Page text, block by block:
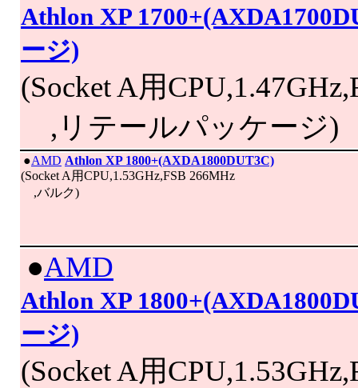
Athlon XP
ージ)
(Socket A用
,リテールパッケージ)
●AMD Athlon XP 1800+(AXDA1800DUT3C)
(Socket A用CPU,1.53GHz,FSB 266MHz
,バルク)
●AMD
Athlon XP
ージ)
(Socket A用